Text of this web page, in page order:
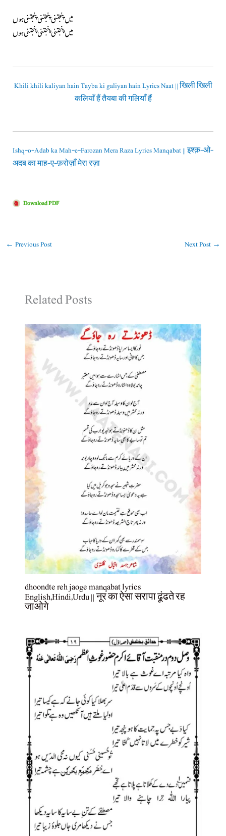
میں پنجتنی پنجتنی پنجتنی ہوں
میں پنجتنی پنجتنی پنجتنی ہوں
Khili khili kaliyan hain Tayba ki galiyan hain Lyrics Naat || खिली खिली
कलियाँ हैं तैयबा की गलियाँ हैं
Ishq-o-Adab ka Mah-e-Farozan Mera Raza Lyrics Manqabat || इश्क़-ओ-
अदब का माह-ए-फ़रोज़ाँ मेरा रज़ा
Download PDF
← Previous Post Next Post →
Related Posts
dhoondte reh jaoge manqabat lyrics
English,Hindi,Urdu || नूर का ऐसा सरापा ढूंढते रह
जाओगे